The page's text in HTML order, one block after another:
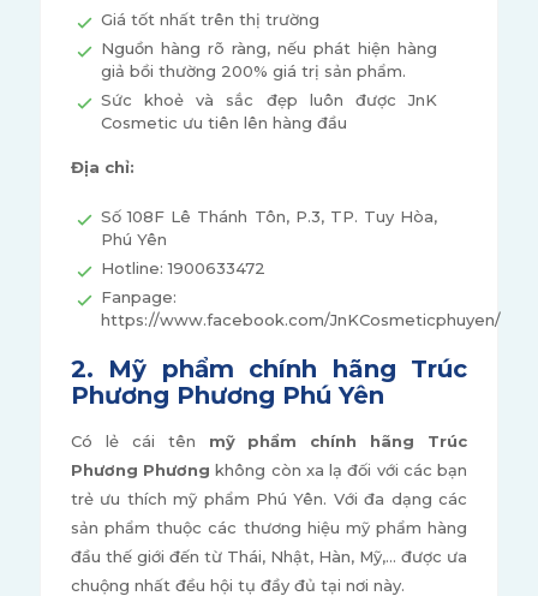
Giá tốt nhất trên thị trường
Nguồn hàng rõ ràng, nếu phát hiện hàng
giả bồi thường 200% giá trị sản phẩm.
Sức khoẻ và sắc đẹp luôn được JnK
Cosmetic ưu tiên lên hàng đầu
Địa chỉ:
Số 108F Lê Thánh Tôn, P.3, TP. Tuy Hòa,
Phú Yên
Hotline: 1900633472
Fanpage:
https://www.facebook.com/JnKCosmeticphuyen/
2. Mỹ phẩm chính hãng Trúc
Phương Phương Phú Yên
Có lẻ cái tên mỹ phẩm chính hãng Trúc
Phương Phương không còn xa lạ đối với các bạn
trẻ ưu thích mỹ phẩm Phú Yên. Với đa dạng các
sản phẩm thuộc các thương hiệu mỹ phẩm hàng
đầu thế giới đến từ Thái, Nhật, Hàn, Mỹ,... được ưa
chuộng nhất đều hội tụ đầy đủ tại nơi này.